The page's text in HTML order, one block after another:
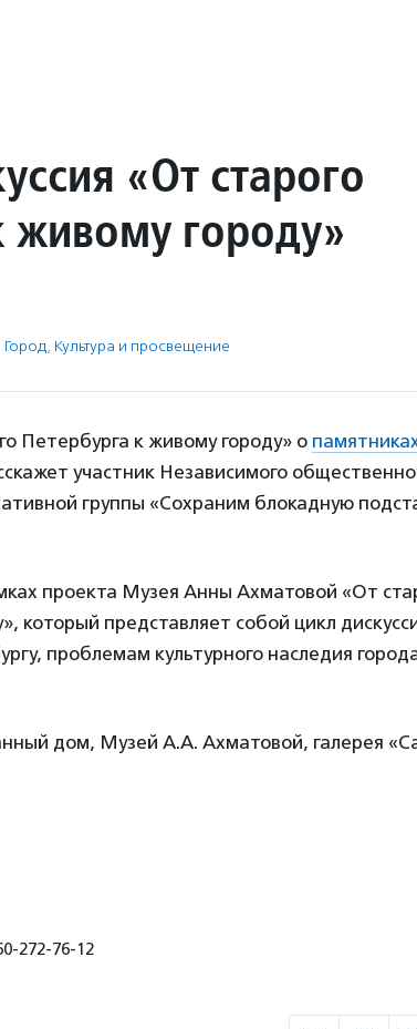
«От старого
живому городу»
Город, Культура и просвещение
Петербурга к живому городу» о
участник Независимого
группы «Сохраним блокадную
проекта Музея Анны Ахматовой «От
который представляет собой цикл
проблемам культурного наследия
дом, Музей А.А. Ахматовой, галерея
272-76-12